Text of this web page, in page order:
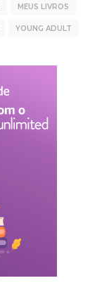
MEUS LIVROS
YOUNG ADULT